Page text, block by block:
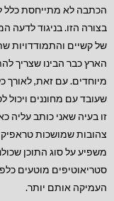
הכתבה לא מתייחסת כלל
בצורה הזו. בניגוד לדעה
שלקשיים והתמודדויות
הארץ כבר הבינו שצריך
מיוחדים. עם זאת, לאורך
שעובד עם מחוננים ויכול
זו בעיה שאני כותב עליה
צהובות שמושכות
משפיע על סוג התוכן
סטריאוטיפים מוטעים
העמיקה אותם יותר.